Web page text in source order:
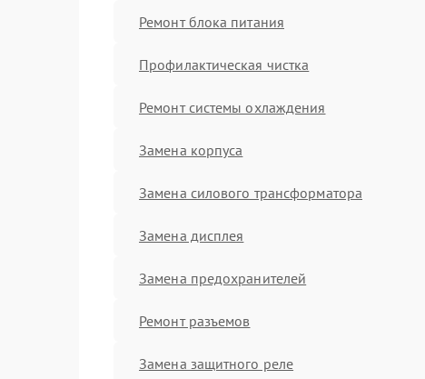
Ремонт блока питания
Профилактическая чистка
Ремонт системы охлаждения
Замена корпуса
Замена силового трансформатора
Замена дисплея
Замена предохранителей
Ремонт разъемов
Замена защитного реле